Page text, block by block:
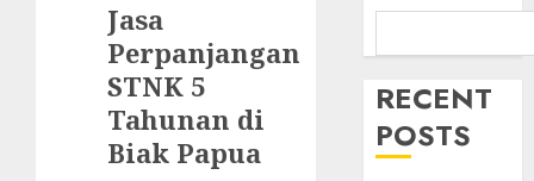
Jasa
Perpanjangan
STNK 5
Tahunan di
Biak Papua
RECENT
POSTS